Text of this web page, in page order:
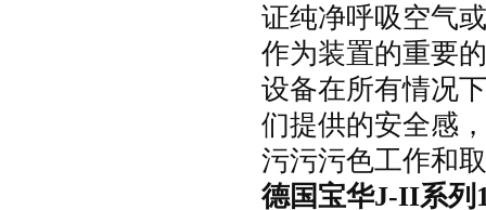
证纯净呼吸空气或
作为装置的重要的
设备在所有情况下
们提供的安全感
污污污色工作和取
德国宝华J-II系列